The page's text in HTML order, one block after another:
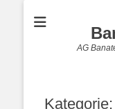
AG
Kategorie: